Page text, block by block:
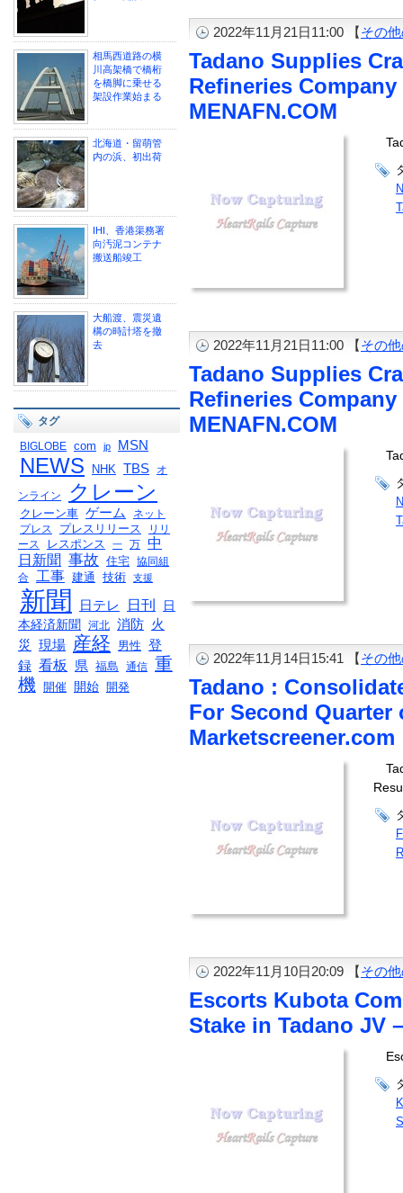
2022年11月21日11:00 【その
Tadano Supplies
Refineries Company
MENAFN.COM
2022年11月21日11:00 【その
Tadano Supplies
Refineries Company
MENAFN.COM
2022年11月14日15:41 【その
Tadano :
For Second Quarter
Marketscreener.com
2022年11月10日20:09 【その
Escorts Kubota
Stake in Tadano JV
相馬西道路の横
川高架橋で橋桁
を橋脚に乗せる
架設作業始まる
北海道・留萌管
内の浜、初出荷
IHI、香港渠務署
向汚泥コンテナ
搬送船竣工
大船渡、震災遺
構の時計塔を撤
去
タグ
BIGLOBE com jp MSN
NEWS NHK TBS オ
ンライン クレーン
クレーン車 ゲーム ネット
プレス プレスリリース
リリ
ース
レスポンス 一 万
中
日新聞 事故 住宅 協同組
合
工事 建通 技術 支援
新聞 日テレ 日刊
日
本経済新聞
河北 消防 火
災
現場 産経 男性
登
録 看板 県 福島 通信 重
機
開催 開始 開発